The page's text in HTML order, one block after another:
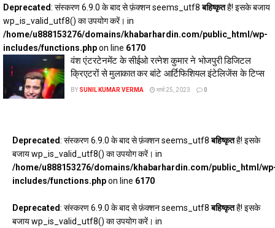
Deprecated: संस्करण 6.9.0 के बाद से फ़ंक्शन seems_utf8बहिष्कृतहै! इसके बजाय
wp_is_valid_utf8() का उपयोग करें। in
/home/u888153276/domains/khabarhardin.com/public_html/wp-
includes/functions.phpon line 6170
वंश एंटरटेनमेंट के सीईओ रत्नेश कुमार ने भोजपुरी डिजिटल
क्रिएटरों से मुलाकात कर बांटे आर्टिफिशियल इंटेलिजेंस के टिप्स
BY SUNIL KUMAR VERMA मार्च 25, 2023 0
Deprecated: संस्करण 6.9.0 के बाद से फ़ंक्शन seems_utf8बहिष्कृतहै! इसके
बजाय wp_is_valid_utf8() का उपयोग करें। in
/home/u888153276/domains/khabarhardin.com/public_html/
includes/functions.phpon line 6170
Deprecated: संस्करण 6.9.0 के बाद से फ़ंक्शन seems_utf8बहिष्कृतहै! इसके
बजाय wp_is_valid_utf8() का उपयोग करें। in